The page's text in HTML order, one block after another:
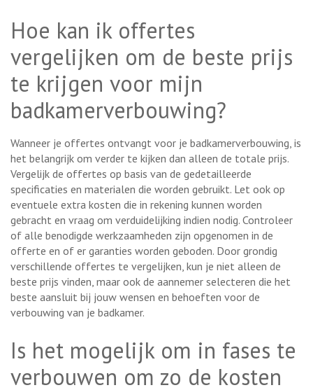
Hoe kan ik offertes
vergelijken om de beste prijs
te krijgen voor mijn
badkamerverbouwing?
Wanneer je offertes ontvangt voor je badkamerverbouwing, is
het belangrijk om verder te kijken dan alleen de totale prijs.
Vergelijk de offertes op basis van de gedetailleerde
specificaties en materialen die worden gebruikt. Let ook op
eventuele extra kosten die in rekening kunnen worden
gebracht en vraag om verduidelijking indien nodig. Controleer
of alle benodigde werkzaamheden zijn opgenomen in de
offerte en of er garanties worden geboden. Door grondig
verschillende offertes te vergelijken, kun je niet alleen de
beste prijs vinden, maar ook de aannemer selecteren die het
beste aansluit bij jouw wensen en behoeften voor de
verbouwing van je badkamer.
Is het mogelijk om in fases te
verbouwen om zo de kosten